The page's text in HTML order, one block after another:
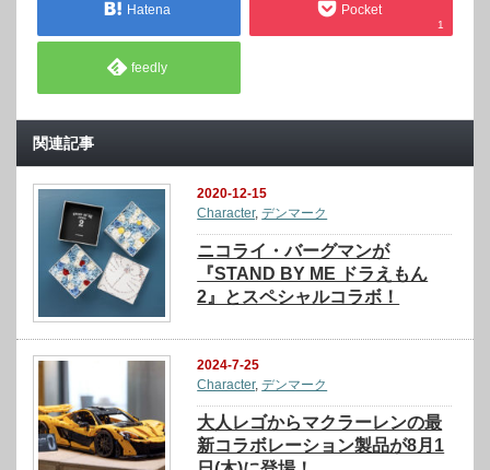
Hatena Pocket
1
feedly
関連記事
2020-12-15
Character,デンマーク
ニコライ・バーグマンが
『STAND BY ME ドラえもん
2』とスペシャルコラボ！
2024-7-25
Character,デンマーク
大人レゴからマクラーレンの最
新コラボレーション製品が8月1